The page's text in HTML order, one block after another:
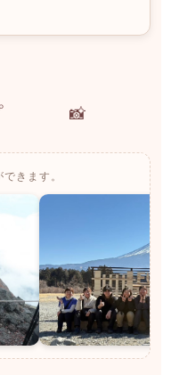
📸
きます。